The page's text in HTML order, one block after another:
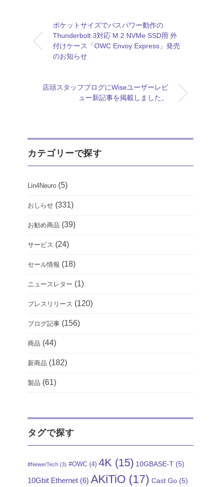
ポケットサイズでバスパワー動作の
Thunderbolt 3対応 M.2 NVMe SSD用 外
付けケース「OWC Envoy Express」発売
のお知らせ
店頭スタッフブログにWiseユーザーレビ
ュー新記事を掲載しました。
カテゴリーで探す
Lin4Neuro (5)
おしらせ (331)
お勧め商品 (39)
サービス (24)
セール情報 (18)
ニュースレター (1)
プレスリリース (120)
ブログ記事 (156)
商品 (44)
新商品 (182)
製品 (61)
タグで探す
#NewerTech (3) #OWC (4) 4K (15) 10GBASE-T (5)
10Gbit Ethernet (6) AKiTiO (17) Cast Go (5)